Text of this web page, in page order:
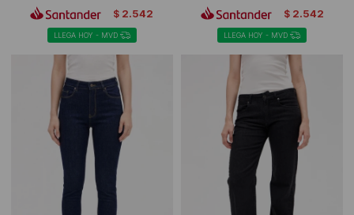
$ 2.542
LLEGA HOY - MVD
$ 2.542
LLEGA HOY - MVD